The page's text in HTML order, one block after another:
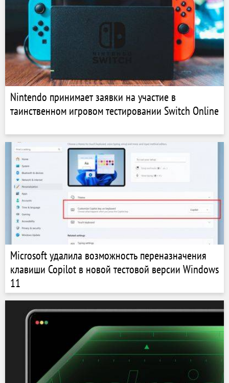
Nintendo принимает заявки на участие в
таинственном игровом тестировании Switch Online
Microsoft удалила возможность переназначения
клавиши Copilot в новой тестовой версии Windows
11